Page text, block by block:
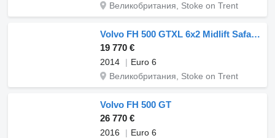
Великобритания, Stoke on Trent
Volvo FH 500 GTXL 6x2 Midlift Safari Edition
19 770 €
2014
Euro 6
Великобритания, Stoke on Trent
Volvo FH 500 GT
26 770 €
2016
Euro 6